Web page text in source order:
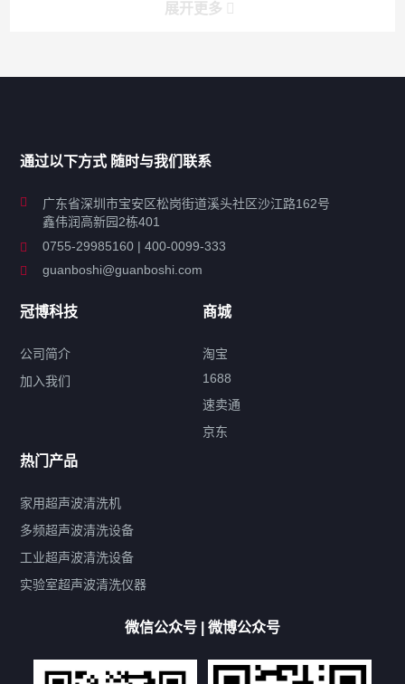
展开更多
工业超声波清洗设备
特种超声波洗净产品
超声波配件
产品标签
鼓泡 升降 抛动
带加热
功率可调
双波脱气
机械旋钮系列
厨具清洗机
超声波振板
高尔夫球杆清洗机
大型单槽带过滤系列
全自动/半自动系列
通过以下方式 随时与我们联系
广东省深圳市宝安区松岗街道溪头社区沙江路162号
鑫伟润高新园2栋401
0755-29985160 | 400-0099-333
guanboshi@guanboshi.com
冠博科技
公司简介
加入我们
商城
淘宝
1688
速卖通
京东
热门产品
家用超声波清洗机
多频超声波清洗设备
工业超声波清洗设备
实验室超声波清洗仪器
微信公众号 | 微博公众号